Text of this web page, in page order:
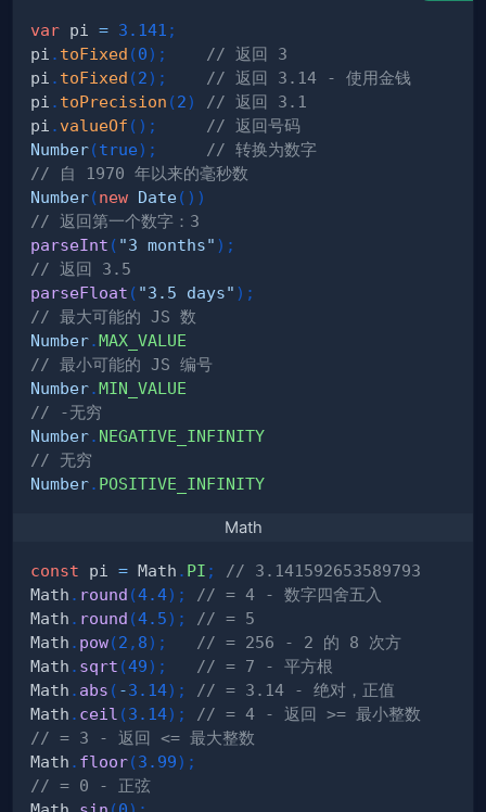
var pi = 3.141 ;
pi . toFixed (0) ;
// 返回 3
pi . toFixed (2) ;
// 返回 3.14 - 使用金钱
pi . toPrecision (2)
// 返回 3.1
pi . valueOf ( ) ;
// 返回号码
Number(true) ;
// 转换为数字
// 自 1970 年以来的毫秒数
Number(new Date( ) )
// 返回第一个数字：3
parseInt ( "3 months" ) ;
// 返回 3.5
parseFloat ( "3.5 days" ) ;
// 最大可能的 JS 数
Number.MAX_VALUE
// 最小可能的 JS 编号
Number.MIN_VALUE
// -无穷
Number. NEGATIVE_INFINITY
// 无穷
Number. POSITIVE_INFINITY
Math
const pi = Math . PI ;
// 3.141592653589793
Math . round (4.4) ;
// = 4 - 数字四舍五入
Math . round (4.5) ;
// = 5
Math . pow(2 , 8) ;
// = 256 - 2 的 8 次方
Math . sqrt (49) ;
// = 7 - 平方根
Math . abs ( -3.14) ;
// = 3.14 - 绝对，正值
Math . ceil (3.14) ;
// = 4 - 返回 >= 最小整数
// = 3 - 返回 <= 最大整数
Math . floor(3.99) ;
// = 0 - 正弦